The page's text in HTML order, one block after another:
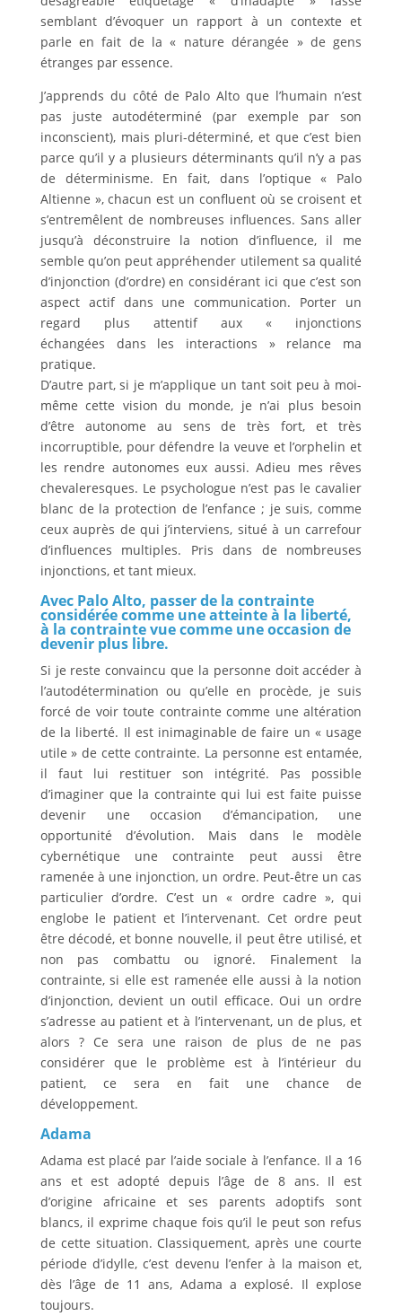
semblant d’évoquer un rapport à un contexte et
parle en fait de la « nature dérangée » de gens
étranges par essence.
J’apprends du côté de Palo Alto que l’humain n’est
pas juste autodéterminé (par exemple par son
inconscient), mais pluri-déterminé, et que c’est bien
parce qu’il y a plusieurs déterminants qu’il n’y a pas
de déterminisme. En fait, dans l’optique « Palo
Altienne », chacun est un confluent où se croisent et
s’entremêlent de nombreuses influences. Sans aller
jusqu’à déconstruire la notion d’influence, il me
semble qu’on peut appréhender utilement sa qualité
d’injonction (d’ordre) en considérant ici que c’est son
aspect actif dans une communication. Porter un
regard plus attentif aux « injonctions
échangées dans les interactions » relance ma
pratique.
D’autre part, si je m’applique un tant soit peu à moi-
même cette vision du monde, je n’ai plus besoin
d’être autonome au sens de très fort, et très
incorruptible, pour défendre la veuve et l’orphelin et
les rendre autonomes eux aussi. Adieu mes rêves
chevaleresques. Le psychologue n’est pas le cavalier
blanc de la protection de l’enfance ; je suis, comme
ceux auprès de qui j’interviens, situé à un carrefour
d’influences multiples. Pris dans de nombreuses
injonctions, et tant mieux.
Avec Palo Alto, passer de la contrainte
considérée comme une atteinte à la liberté,
à la contrainte vue comme une occasion de
devenir plus libre.
Si je reste convaincu que la personne doit accéder à
l’autodétermination ou qu’elle en procède, je suis
forcé de voir toute contrainte comme une altération
de la liberté. Il est inimaginable de faire un « usage
utile » de cette contrainte. La personne est entamée,
il faut lui restituer son intégrité. Pas possible
d’imaginer que la contrainte qui lui est faite puisse
devenir une occasion d’émancipation, une
opportunité d’évolution. Mais dans le modèle
cybernétique une contrainte peut aussi être
ramenée à une injonction, un ordre. Peut-être un cas
particulier d’ordre. C’est un « ordre cadre », qui
englobe le patient et l’intervenant. Cet ordre peut
être décodé, et bonne nouvelle, il peut être utilisé, et
non pas combattu ou ignoré. Finalement la
contrainte, si elle est ramenée elle aussi à la notion
d’injonction, devient un outil efficace. Oui un ordre
s’adresse au patient et à l’intervenant, un de plus, et
alors ? Ce sera une raison de plus de ne pas
considérer que le problème est à l’intérieur du
patient, ce sera en fait une chance de
développement.
Adama
Adama est placé par l’aide sociale à l’enfance. Il a 16
ans et est adopté depuis l’âge de 8 ans. Il est
d’origine africaine et ses parents adoptifs sont
blancs, il exprime chaque fois qu’il le peut son refus
de cette situation. Classiquement, après une courte
période d’idylle, c’est devenu l’enfer à la maison et,
dès l’âge de 11 ans, Adama a explosé. Il explose
toujours.